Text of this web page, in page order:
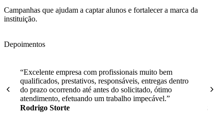
Campanhas que ajudam a captar alunos e fortalecer a marca da
instituição.
Depoimentos
“Excelente empresa com profissionais muito bem
qualificados, prestativos, responsáveis, entregas dentro
do prazo ocorrendo até antes do solicitado, ótimo
atendimento, efetuando um trabalho impecável.”
Rodrigo Storte
a